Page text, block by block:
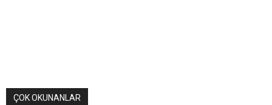
ÇOK OKUNANLAR